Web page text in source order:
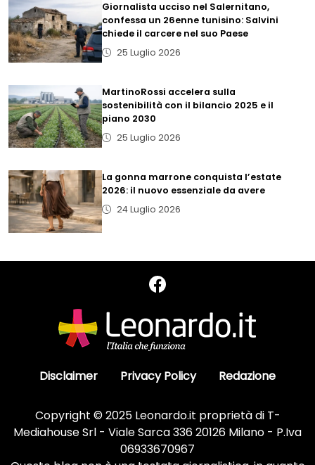
Giornalista ucciso nel Salernitano,
confessa un 26enne tunisino: Salvini
chiede il carcere nel suo Paese
25 Luglio 2026
MartinoRossi accelera sulla
sostenibilità con il bilancio 2025 e il
piano 2030
25 Luglio 2026
La gonna marrone conquista l’estate
2026: il nuovo essenziale da avere
24 Luglio 2026
Disclaimer Privacy Policy Redazione
Copyright © 2025 Leonardo.it proprietà di T-
Mediahouse Srl - Viale Sarca 336 20126 Milano - P.Iva
06933670967